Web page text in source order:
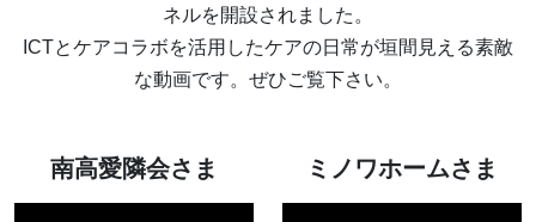
ネルを開設されました。
ICTとケアコラボを活用したケアの日常が垣間見える素敵
な動画です。ぜひご覧下さい。
南高愛隣会さま ミノワホームさま